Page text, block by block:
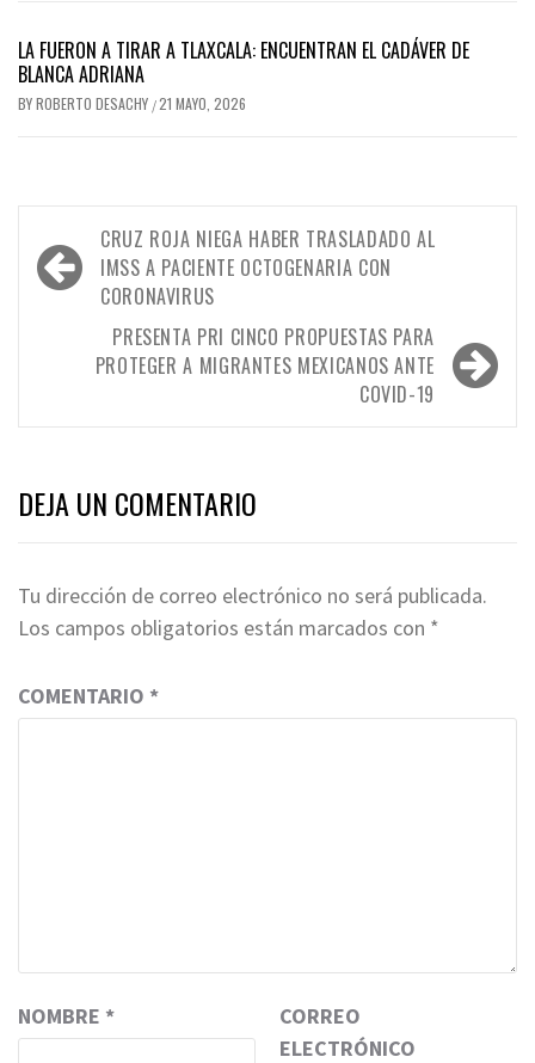
LA FUERON A TIRAR A TLAXCALA: ENCUENTRAN EL CADÁVER DE
BLANCA ADRIANA
BYROBERTO DESACHY /21 MAYO, 2026
Navegación
de
entradas
CRUZ ROJA NIEGA HABER TRASLADADO AL
IMSS A PACIENTE OCTOGENARIA CON
CORONAVIRUS
PRESENTA PRI CINCO PROPUESTAS PARA
PROTEGER A MIGRANTES MEXICANOS ANTE
COVID-19
DEJA UN COMENTARIO
Tu dirección de correo electrónico no será publicada.
Los campos obligatorios están marcados con *
COMENTARIO *
NOMBRE *
CORREO
ELECTRÓNICO